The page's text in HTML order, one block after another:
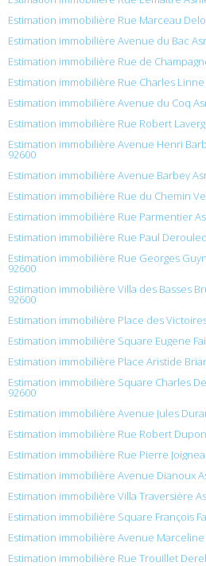
Estimation immobilière Rue Marceau
Estimation immobilière Avenue du Bac
Estimation immobilière Rue de
Estimation immobilière Rue Charles
Estimation immobilière Avenue du Coq
Estimation immobilière Rue Robert
Estimation immobilière Avenue Henri
92600
Estimation immobilière Avenue Barbey
Estimation immobilière Rue du Chemin
Estimation immobilière Rue Parmentier
Estimation immobilière Rue Paul
Estimation immobilière Rue Georges
92600
Estimation immobilière Villa des Basses
92600
Estimation immobilière Place des
Estimation immobilière Square Eugene
Estimation immobilière Place Aristide
Estimation immobilière Square Charles
92600
Estimation immobilière Avenue Jules
Estimation immobilière Rue Robert
Estimation immobilière Rue Pierre
Estimation immobilière Avenue Dianoux
Estimation immobilière Villa Traversière
Estimation immobilière Square François
Estimation immobilière Avenue
Estimation immobilière Rue Trouillet